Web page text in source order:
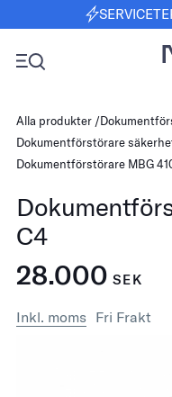
Alla produkter
Dokumentförstörare
Dokumentförstörare MBG
C4
28.000 SEK
Inkl. moms Fri Frakt